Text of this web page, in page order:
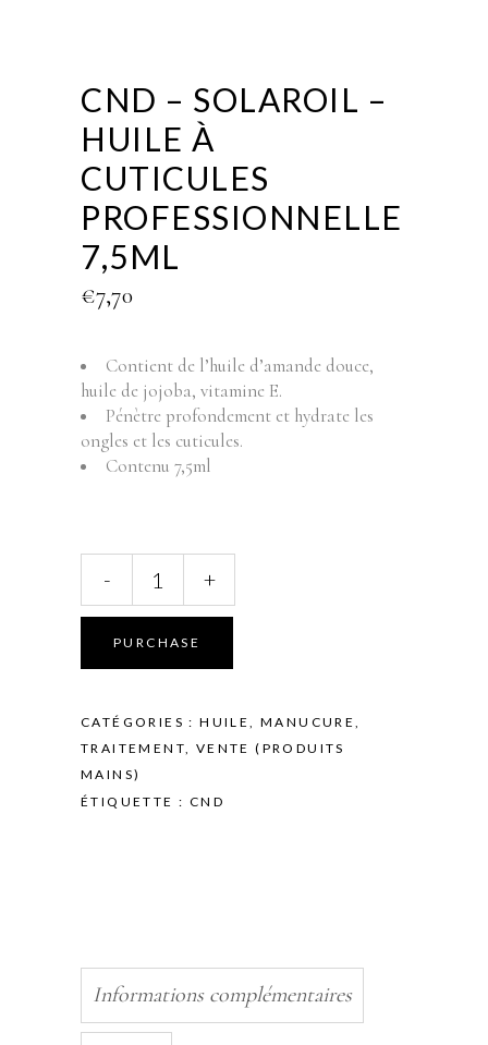
CND – SOLAROIL –
HUILE À
CUTICULES
PROFESSIONNELLE
7,5ML
€7,70
Contient de l’huile d’amande douce,
huile de jojoba, vitamine E.
Pénètre profondement et hydrate les
ongles et les cuticules.
Contenu 7,5ml
SolarOil
Huile
cuticules
professionnelle
7,5ml
quantity
- +
PURCHASE
CATÉGORIES :HUILE,MANUCURE,
TRAITEMENT, VENTE (PRODUITS
MAINS)
ÉTIQUETTE : CND
Informations complémentaires